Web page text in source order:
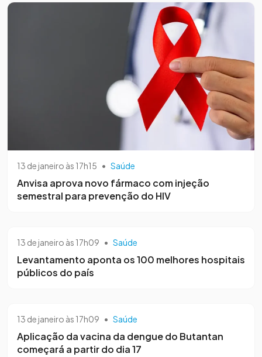
13 de janeiro às 17h15 • Saúde
Anvisa aprova novo fármaco com injeção
semestral para prevenção do HIV
13 de janeiro às 17h09 • Saúde
Levantamento aponta os 100 melhores hospitais
públicos do país
13 de janeiro às 17h09 • Saúde
Aplicação da vacina da dengue do Butantan
começará a partir do dia 17